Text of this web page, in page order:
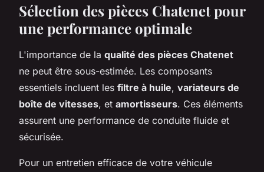
Sélection des pièces Chatenet pour
une performance optimale
L'importance de la qualité des pièces Chatenet
ne peut être sous-estimée. Les composants
essentiels incluent les filtre à huile, variateurs de
boîte de vitesses, et amortisseurs. Ces éléments
assurent une performance de conduite fluide et
sécurisée.
Pour un entretien efficace de votre véhicule